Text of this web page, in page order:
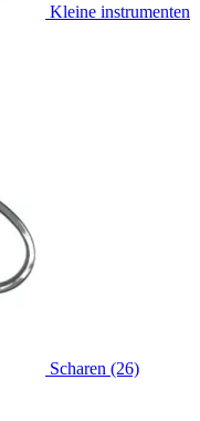
Kleine instrumenten
Scharen (26)